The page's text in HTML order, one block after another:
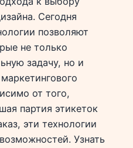
Сегодня
позволяют
не только
задачу, но и
от того,
партия этикеток
эти технологии
Узнать